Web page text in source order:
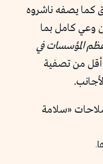
كما يصفه ناشروه
وعي كامل بما
المؤسسات في
أقل من تصفية
«سلامة